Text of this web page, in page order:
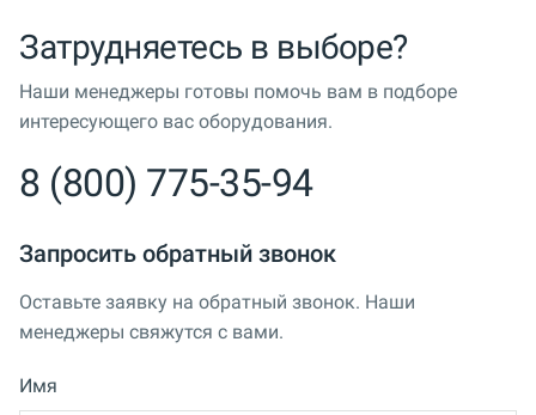
Затрудняетесь в выборе?
Наши менеджеры готовы помочь вам в подборе
интересующего вас оборудования.
8 (800) 775-35-94
Запросить обратный звонок
Оставьте заявку на обратный звонок. Наши
менеджеры свяжутся с вами.
Имя